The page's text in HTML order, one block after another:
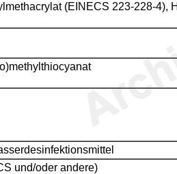
(EINECS 223-228-4),
und/oder andere)